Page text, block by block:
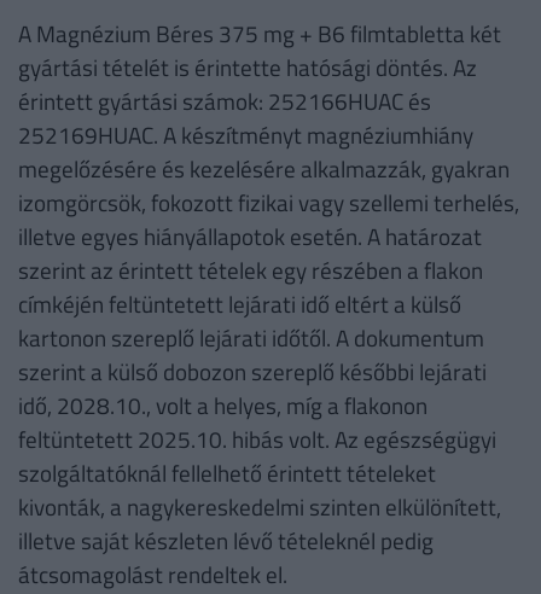
A Magnézium Béres 375 mg + B6 filmtabletta két
gyártási tételét is érintette hatósági döntés. Az
érintett gyártási számok: 252166HUAC és
252169HUAC. A készítményt magnéziumhiány
megelőzésére és kezelésére alkalmazzák, gyakran
izomgörcsök, fokozott fizikai vagy szellemi terhelés,
illetve egyes hiányállapotok esetén. A határozat
szerint az érintett tételek egy részében a flakon
címkéjén feltüntetett lejárati idő eltért a külső
kartonon szereplő lejárati időtől. A dokumentum
szerint a külső dobozon szereplő későbbi lejárati
idő, 2028.10., volt a helyes, míg a flakonon
feltüntetett 2025.10. hibás volt. Az egészségügyi
szolgáltatóknál fellelhető érintett tételeket
kivonták, a nagykereskedelmi szinten elkülönített,
illetve saját készleten lévő tételeknél pedig
átcsomagolást rendeltek el.